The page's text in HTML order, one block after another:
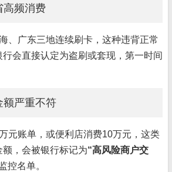
高频消费
、广东三地连续刷卡，这种违背正常
会直接认定为盗刷或套现，第一时间
额严重不符
元账单，或便利店消费10万元，这类
，会被银行标记为“高风险商户交
控名单。